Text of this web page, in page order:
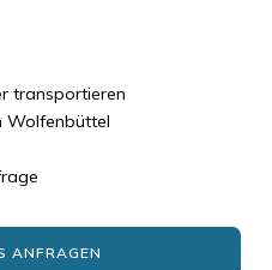
transportieren
Wolfenbüttel
ANFRAGEN